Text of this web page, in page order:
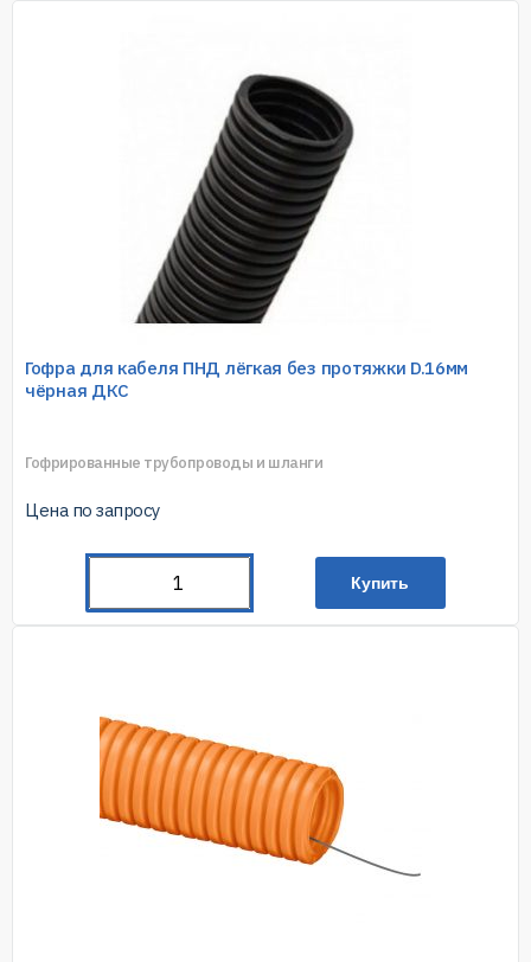
Гофра для кабеля ПНД лёгкая без протяжки D.16мм
чёрная ДКС
Гофрированные трубопроводы и шланги
Цена по запросу
Купить